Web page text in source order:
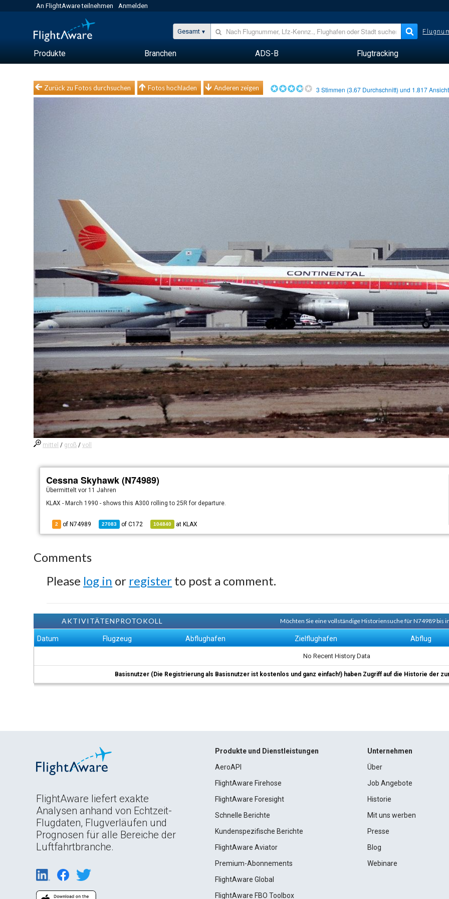
An FlightAware teilnehmen Anmelden
Gesamt
Produkte Branchen ADS-B Flugtracking
Zurück zu Fotos durchsuchen Fotos hochladen Anderen zeigen 3 Stimmen (3.67 Durchschnitt) und 1.817
mittel / groß /voll
Cessna Skyhawk (N74989)
Übermitteltvor 11 Jahren
KLAX - March 1990 - shows this A300 rolling to 25R for departure.
2 of N74989 27083 ofC172 104840 at KLAX
Comments
Please log in or register to post a comment.
AKTIVITÄTENPROTOKOLL Möchten Sie eine vollständige Historiensuche für N74989 bis
Datum Flugzeug Abflughafen Zielflughafen Abflug
No Recent History Data
Basisnutzer (Die Registrierung als Basisnutzer ist kostenlos und ganz einfach!) haben Zugriff auf die Historie der
FlightAware liefert exakte
Analysen anhand von Echtzeit-
Flugdaten, Flugverläufen und
Prognosen für alle Bereiche der
Luftfahrtbranche.
Produkte und Dienstleistungen
AeroAPI
FlightAware Firehose
FlightAware Foresight
Schnelle Berichte
Kundenspezifische Berichte
FlightAware Aviator
Premium-Abonnements
FlightAware Global
FlightAware FBO Toolbox
Unternehmen
Über
Job Angebote
Historie
Mit uns werben
Presse
Blog
Webinare